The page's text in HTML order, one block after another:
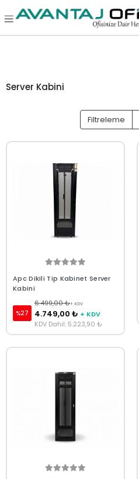
Server Kabini
Filtreleme
Apc Dikili Tip Kabinet Server
Kabini
%27
6.499,00 ₺+ KDV
4.749,00 ₺ + KDV
KDV Dahil: 5.223,90 ₺